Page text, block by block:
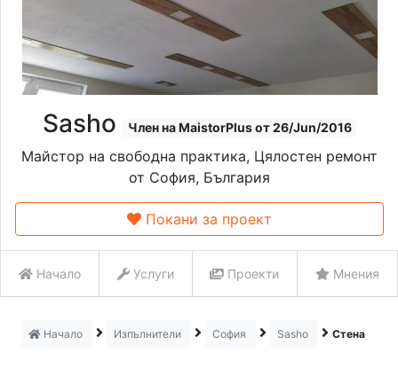
Sasho Член на MaistorPlus от 26/Jun/2016
Майстор на свободна практика, Цялостен ремонт
от София, България
Покани за проект
Начало Услуги Проекти Мнения
Начало Изпълнители София Sasho Стена